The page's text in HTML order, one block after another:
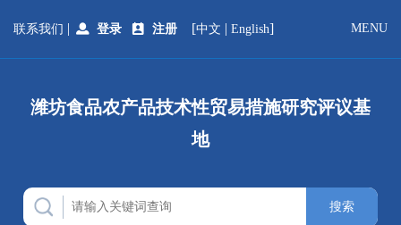
联系我们 | 登录 注册 [中文 | English] MENU
潍坊食品农产品技术性贸易措施研究评议基
地